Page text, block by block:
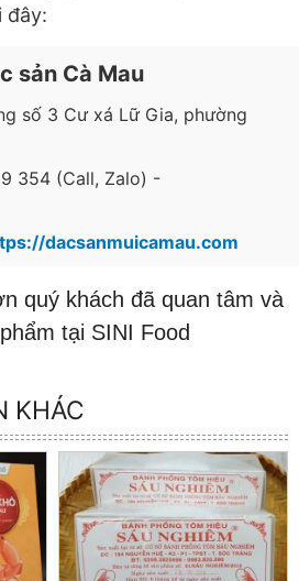
đây:
sản Cà Mau
số 3 Cư xá Lữ Gia, phường
354 (Call, Zalo) -
dacsanmuicamau.com
quý khách đã quan tâm và
tại SINI Food
KHÁC